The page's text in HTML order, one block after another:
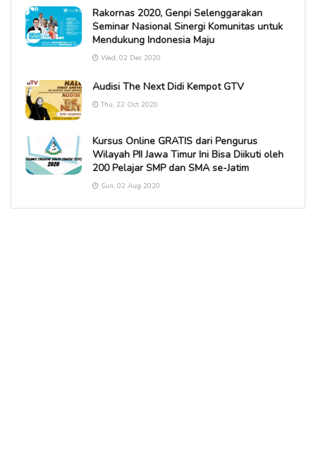
Rakornas 2020, Genpi Selenggarakan
Seminar Nasional Sinergi Komunitas untuk
Mendukung Indonesia Maju
Wed, 02 Dec 2020
Audisi The Next Didi Kempot GTV
Thu, 22 Oct 2020
Kursus Online GRATIS dari Pengurus
Wilayah PII Jawa Timur Ini Bisa Diikuti oleh
200 Pelajar SMP dan SMA se-Jatim
Sun, 02 Aug 2020